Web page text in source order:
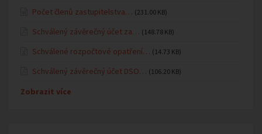
Počet členů zastupitelstva… (231.00 KB)
Schválený závěrečný účet za… (148.78 KB)
Schválené rozpočtové opatření… (14.73 KB)
Schválený závěrečný účet DSO… (106.20 KB)
Zobrazit více